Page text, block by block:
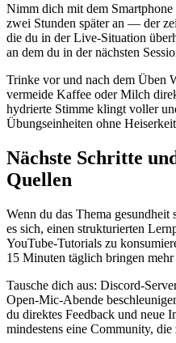
Nimm dich mit dem
zwei Stunden später an — der
die du in der Live-Situation
an dem du in der nächsten
Trinke vor und nach dem Üben
vermeide Kaffee oder Milch
hydrierte Stimme klingt voller
Übungseinheiten ohne
Nächste Schritte
Quellen
Wenn du das Thema
es sich, einen strukturierten
YouTube-Tutorials zu
15 Minuten täglich bringen
Tausche dich aus: Discord-
Open-Mic-Abende
du direktes Feedback und neue
mindestens eine Community,